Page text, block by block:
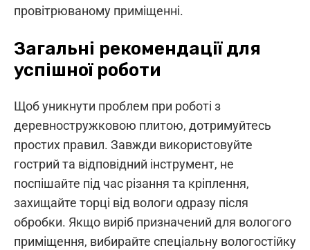
провітрюваному приміщенні.
Загальні рекомендації для
успішної роботи
Щоб уникнути проблем при роботі з
деревностружковою плитою, дотримуйтесь
простих правил. Завжди використовуйте
гострий та відповідний інструмент, не
поспішайте під час різання та кріплення,
захищайте торці від вологи одразу після
обробки. Якщо виріб призначений для вологого
приміщення, вибирайте спеціальну вологостійку